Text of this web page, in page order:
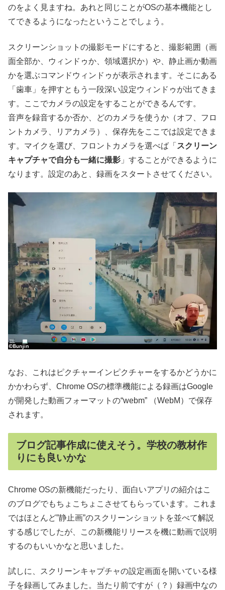
のをよく見ますね。あれと同じことがOSの基本機能とし
てできるようになったということでしょう。
スクリーンショットの撮影モードにすると、撮影範囲（画
面全部か、ウィンドゥか、領域選択か）や、静止画か動画
かを選ぶコマンドウィンドゥが表示されます。そこにある
「歯車」を押すともう一段深い設定ウィンドゥが出てきま
す。ここでカメラの設定をすることができるんです。
音声を録音するか否か、どのカメラを使うか（オフ、フロ
ントカメラ、リアカメラ）、保存先をここでは設定できま
す。マイクを選び、フロントカメラを選べば「 スクリーン
キャプチャで自分も一緒に撮影 」することができるように
なります。設定のあと、録画をスタートさせてください。
なお、これはピクチャーインピクチャーをするかどうかに
かかわらず、Chrome OSの標準機能による録画はGoogle
が開発した動画フォーマットの“webm” （WebM）で保存
されます。
ブログ記事作成に使えそう。学校の教材作
りにも良いかな
Chrome OSの新機能だったり、面白いアプリの紹介はこ
のブログでもちょこちょこさせてもらっています。これま
ではほとんど”静止画”のスクリーンショットを並べて解説
する感じでしたが、この新機能リリースを機に動画で説明
するのもいいかなと思いました。
試しに、スクリーンキャプチャの設定画面を開いている様
子を録画してみました。当たり前ですが（？）録画中なの